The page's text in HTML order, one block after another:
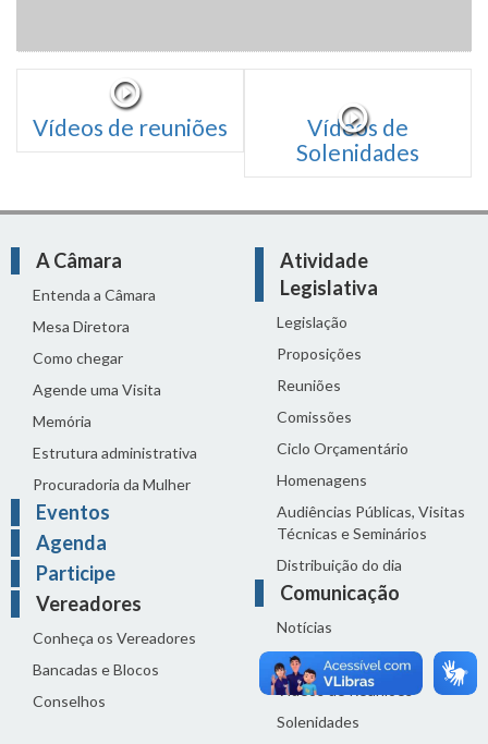
Vídeos de reuniões
Vídeos de
Solenidades
A Câmara
Entenda a Câmara
Mesa Diretora
Como chegar
Agende uma Visita
Memória
Estrutura administrativa
Procuradoria da Mulher
Eventos
Agenda
Participe
Vereadores
Conheça os Vereadores
Bancadas e Blocos
Conselhos
Atividade
Legislativa
Legislação
Proposições
Reuniões
Comissões
Ciclo Orçamentário
Homenagens
Audiências Públicas, Visitas
Técnicas e Seminários
Distribuição do dia
Comunicação
Notícias
Sala de Imprensa
Vídeos de Reuniões
Solenidades